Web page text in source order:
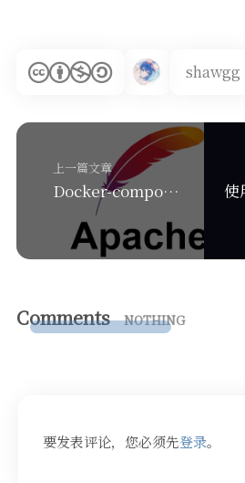
shawgg
上一篇文章
Docker-compose部署WordPress(Apache镜像)
Comments NOTHING
要发表评论，您必须先登录。